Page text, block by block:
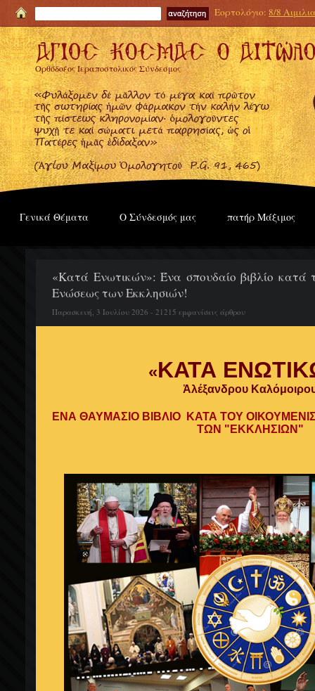
Εορτολόγιο: 8/8
Ορθόδοξος Ιεραποστολικός Σύνδεσμος
Γενικά Θέματα Ο Σύνδεσμός μας πατήρ Μάξιμος
«Κατά Ενωτικών»: Ένα σπουδαίο βιβλίο κατά
Ενώσεως των Εκκλησιών!
Παρασκευή, 3 Ιουλίου 2026 - 21215 εμφανίσεις άρθρου
«ΚΑΤΑ
Ἀλέξανδρου
ΕΝΑ ΘΑΥΜΑΣΙΟ ΒΙΒΛΙΟ ΚΑΤΑ ΤΟΥ
ΤΩΝ "ΕΚΚΛΗΣΙΩΝ"